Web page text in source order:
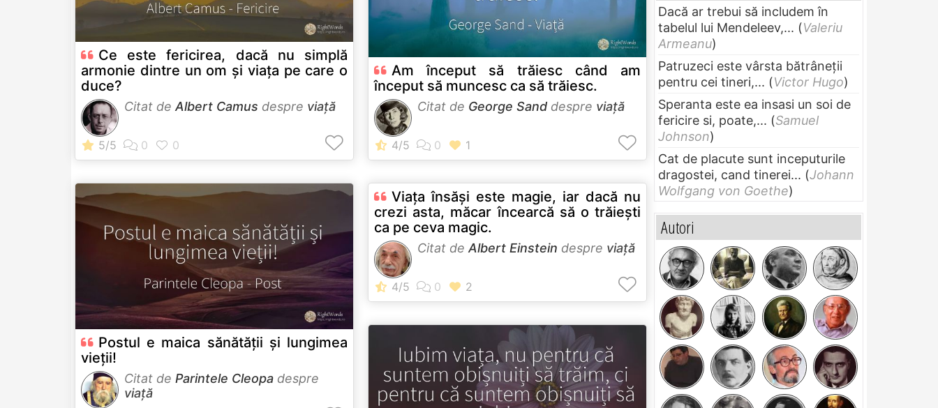
Ce este fericirea, dacă nu simplă
armonie dintre un om și viața pe care o
duce?
Citat de Albert Camus despre viață
Postul e maica sănătății și lungimea
vieții!
Citat de Parintele Cleopa despre
viață
Am început să trăiesc când am
început să muncesc ca să trăiesc.
Citat de George Sand despre viață
Viaţa însăşi este magie, iar dacă nu
crezi asta, măcar încearcă să o trăieşti
ca pe ceva magic.
Citat de Albert Einstein despre viață
Dacă ar trebui să includem în
tabelul lui Mendeleev,... (Valeriu
Armeanu)
Patruzeci este vârsta bătrâneții
pentru cei tineri,... (Victor Hugo)
Speranta este ea insasi un soi de
fericire si, poate,... (Samuel
Johnson)
Cat de placute sunt inceputurile
dragostei, cand tinerei... (Johann
Wolfgang von Goethe)
Autori